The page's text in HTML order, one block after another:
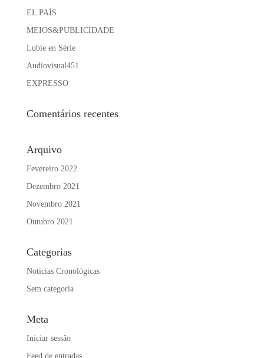
EL PAÍS
MEIOS&PUBLICIDADE
Lubie en Série
Audiovisual451
EXPRESSO
Comentários recentes
Arquivo
Fevereiro 2022
Dezembro 2021
Novembro 2021
Outubro 2021
Categorias
Noticias Cronológicas
Sem categoria
Meta
Iniciar sessão
Feed de entradas